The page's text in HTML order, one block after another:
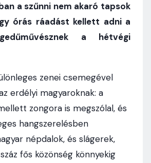
a szűnni nem akaró tapsok
órás ráadást kellett adni a
a hétvégi
zenei csemegével
erdélyi magyaroknak: a
zongora is megszólal, és
hangszerelésben
népdalok, és slágerek,
fős közönség könnyekig